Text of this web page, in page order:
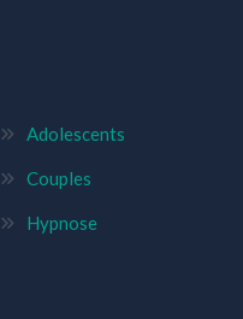
Adolescents
Couples
Hypnose